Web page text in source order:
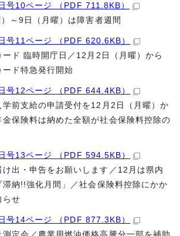
号10ページ （PDF 711.8KB）
～9日（月曜）は障害者週間
号11ページ （PDF 620.6KB）
ード 臨時開庁日／12月2日（月曜）から
ド特急発行開始
号12ページ （PDF 644.4KB）
前支給の申請受付を12月2日（月曜）か
金保険料は納めた全額が社会保険料控除の
号13ページ （PDF 594.5KB）
け出・申告をお願いします／12月は県内
納!!強化月間」／社会保険料控除にかか
らせ
号14ページ （PDF 877.3KB）